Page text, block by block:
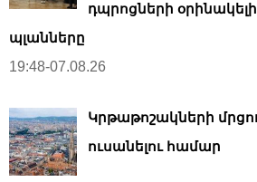
դպրոցների
պլանները
19:48-07.08.26
Կրթաթոշակների
ուսանելու համար